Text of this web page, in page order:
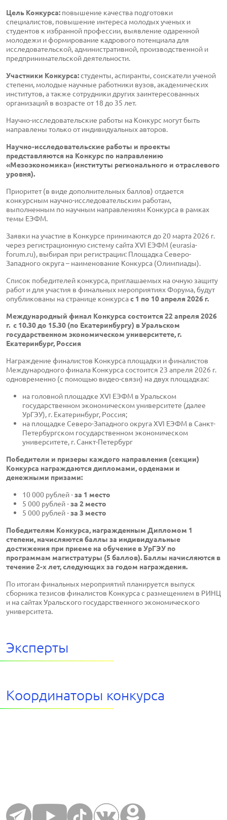
Цель Конкурса: повышение качества подготовки
специалистов, повышение интереса молодых ученых и
студентов к избранной профессии, выявление одаренной
молодежи и формирование кадрового потенциала для
исследовательской, административной, производственной и
предпринимательской деятельности.
Участники Конкурса:студенты, аспиранты, соискатели ученой
степени, молодые научные работники вузов, академических
институтов, а также сотрудники других заинтересованных
организаций в возрасте от 18 до 35 лет.
Научно-исследовательские работы на Конкурс могут быть
направлены только от индивидуальных авторов.
Научно-исследовательские работы и проекты
представляются на Конкурс по направлению
«Мезоэкономика» (институты регионального и отраслевого
уровня).
Приоритет (в виде дополнительных баллов) отдается
конкурсным научно-исследовательским работам,
выполненным по научным направлениям Конкурса в рамках
темы ЕЭФМ.
Заявки на участие в Конкурсе принимаются до 20 марта 2026 г.
через регистрационную систему сайта XVI ЕЭФМ (eurasia-
forum.ru), выбирая при регистрации: Площадка Северо-
Западного округа – наименование Конкурса (Олимпиады).
Список победителей конкурса, приглашаемых на очную защиту
работ и для участия в финальных мероприятиях Форума, будут
опубликованы на странице конкурсаc 1 по 10 апреля 2026 г.
Международный финал Конкурса состоится 22 апреля 2026
г. с 10.30 до 15.30 (по Екатеринбургу) в Уральском
государственном экономическом университете, г.
Екатеринбург, Россия
Награждение финалистов Конкурса площадки и финалистов
Международного финала Конкурса состоится 23 апреля 2026 г.
одновременно (с помощью видео-связи) на двух площадках:
на головной площадке XVI ЕЭФМ в Уральском
государственном экономическом университете (далее
УрГЭУ), г. Екатеринбург, Россия;
на площадке Северо-Западного округа XVI ЕЭФМ в Санкт-
Петербургском государственном экономическом
университете, г. Санкт-Петербург
Победители и призеры каждого направления (секции)
Конкурса награждаются дипломами, орденами и
денежными призами:
10 000 рублей -за 1 место
5 000 рублей -за 2 место
5 000 рублей -за 3 место
Победителям Конкурса, награжденным Дипломом 1
степени, начисляются баллы за индивидуальные
достижения при приеме на обучение в УрГЭУ по
программам магистратуры (5 баллов). Баллы начисляются в
течение 2-х лет, следующих за годом награждения.
По итогам финальных мероприятий планируется выпуск
сборника тезисов финалистов Конкурса с размещением в РИНЦ
и на сайтах Уральского государственного экономического
университета.
Эксперты
Координаторы конкурса